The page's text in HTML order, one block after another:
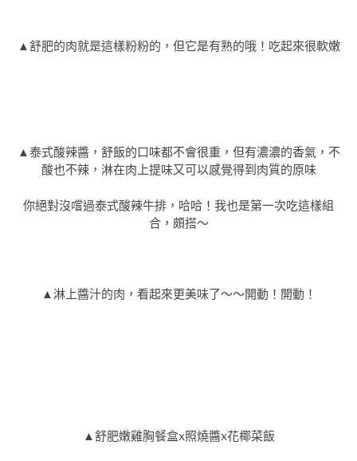
▲舒肥的肉就是這樣粉粉的，但它是有熟的哦！吃起來很軟嫩
▲泰式酸辣醬，舒飯的口味都不會很重，但有濃濃的香氣，不
酸也不辣，淋在肉上提味又可以感覺得到肉質的原味
你絕對沒嚐過泰式酸辣牛排，哈哈！我也是第一次吃這樣組
合，頗搭～
▲淋上醬汁的肉，看起來更美味了～～開動！開動！
▲舒肥嫩雞胸餐盒x照燒醬x花椰菜飯